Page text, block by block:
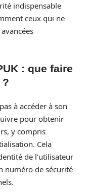
indispensable
ceux qui ne
: que faire
?
à accéder à son
pour obtenir
y compris
Cela
de l’utilisateur
numéro de sécurité